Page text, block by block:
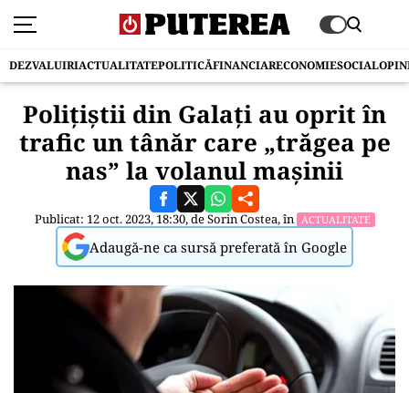
DEZVALUIRIACTUALITATEPOLITICĂFINANCIARECONOMIESOCIAL
Polițiștii din Galați au oprit în
trafic un tânăr care „trăgea pe
nas” la volanul mașinii
Publicat: 12 oct. 2023, 18:30, deSorin Costea, în ACTUALITATE
Adaugă-ne ca sursă preferată în Google